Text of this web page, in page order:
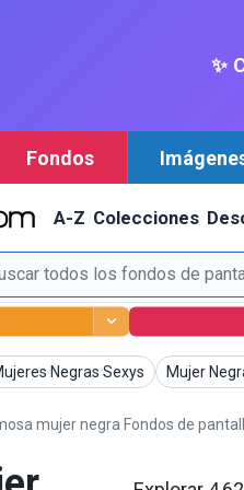
✨
Fondos
A-Z Colecciones
Negras Sexys
de pantalla Mujer
Fondos de
mujer negra Fondos de